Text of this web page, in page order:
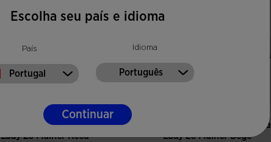
Sapatilhas Casual Atenea
Lady 26 Mulher Rosa
Sapatilhas Casual Atenea
Lady 26 Mulher Bege
Escolha seu país e idioma
País
Portugal
Idioma
Português
Continuar